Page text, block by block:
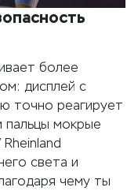
более
дисплей с
точно реагирует
пальцы мокрые
света и
чему ты